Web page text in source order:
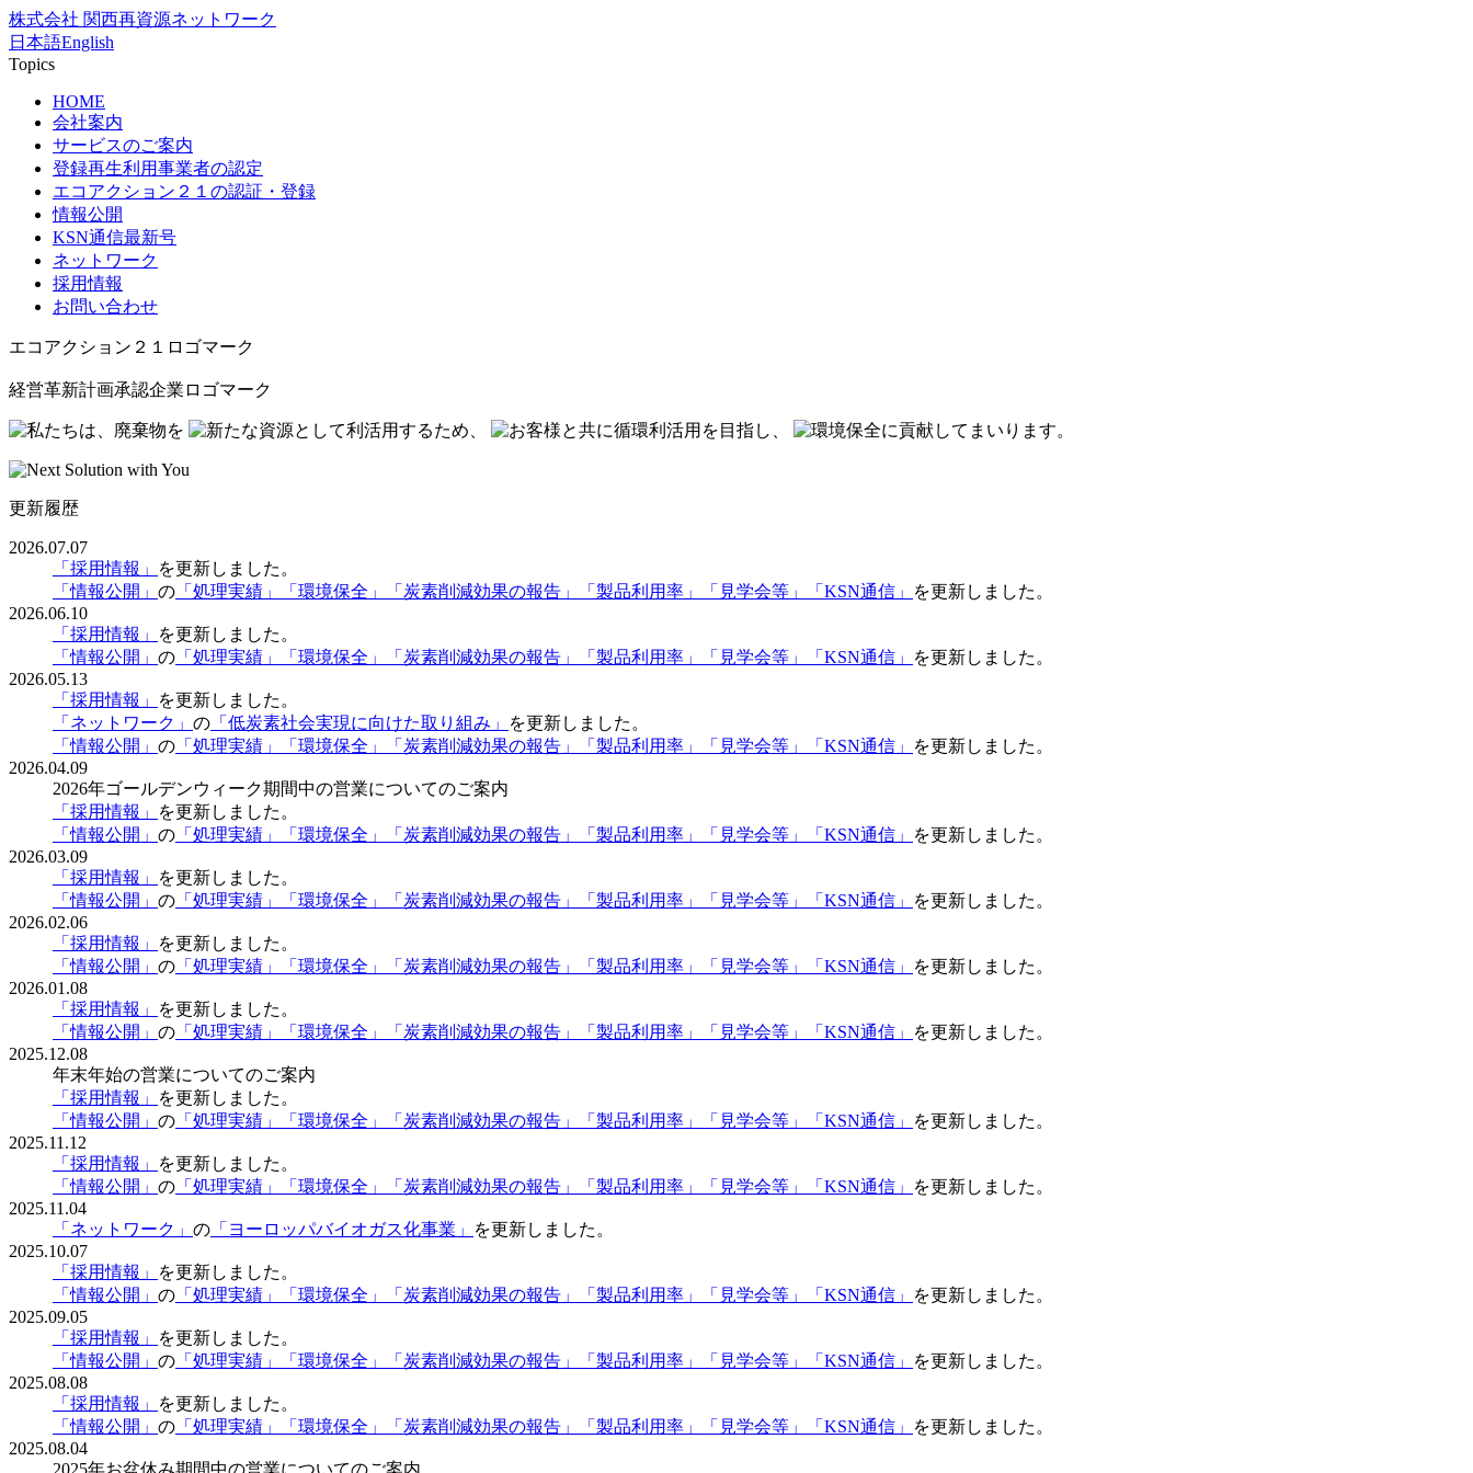
株式会社 関西再資源ネットワーク
日本語English
Topics
HOME
会社案内
サービスのご案内
登録再生利用事業者の認定
エコアクション２１の認証・登録
情報公開
KSN通信最新号
ネットワーク
採用情報
お問い合わせ
エコアクション２１ロゴマーク
経営革新計画承認企業ロゴマーク
更新履歴
2026.07.07
「採用情報」
を更新しました。
「情報公開」 の 「処理実績」 「環境保全」 「炭素削減効果の報告」 「製品利用率」 「見学会等」 「KSN通信」
を更新しました。
2026.06.10
「採用情報」
を更新しました。
「情報公開」 の 「処理実績」 「環境保全」 「炭素削減効果の報告」 「製品利用率」 「見学会等」 「KSN通信」
を更新しました。
2026.05.13
「採用情報」
を更新しました。
「ネットワーク」 の 「低炭素社会実現に向けた取り組み」
を更新しました。
「情報公開」 の 「処理実績」 「環境保全」 「炭素削減効果の報告」 「製品利用率」 「見学会等」 「KSN通信」
を更新しました。
2026.04.09
2026年ゴールデンウィーク期間中の営業についてのご案内
「採用情報」
を更新しました。
「情報公開」 の 「処理実績」 「環境保全」 「炭素削減効果の報告」 「製品利用率」 「見学会等」 「KSN通信」
を更新しました。
2026.03.09
「採用情報」
を更新しました。
「情報公開」 の 「処理実績」 「環境保全」 「炭素削減効果の報告」 「製品利用率」 「見学会等」 「KSN通信」
を更新しました。
2026.02.06
「採用情報」
を更新しました。
「情報公開」 の 「処理実績」 「環境保全」 「炭素削減効果の報告」 「製品利用率」 「見学会等」 「KSN通信」
を更新しました。
2026.01.08
「採用情報」
を更新しました。
「情報公開」 の 「処理実績」 「環境保全」 「炭素削減効果の報告」 「製品利用率」 「見学会等」 「KSN通信」
を更新しました。
2025.12.08
年末年始の営業についてのご案内
「採用情報」
を更新しました。
「情報公開」 の 「処理実績」 「環境保全」 「炭素削減効果の報告」 「製品利用率」 「見学会等」 「KSN通信」
を更新しました。
2025.11.12
「採用情報」
を更新しました。
「情報公開」 の 「処理実績」 「環境保全」 「炭素削減効果の報告」 「製品利用率」 「見学会等」 「KSN通信」
を更新しました。
2025.11.04
「ネットワーク」 の 「ヨーロッパバイオガス化事業」
を更新しました。
2025.10.07
「採用情報」
を更新しました。
「情報公開」 の 「処理実績」 「環境保全」 「炭素削減効果の報告」 「製品利用率」 「見学会等」 「KSN通信」
を更新しました。
2025.09.05
「採用情報」
を更新しました。
「情報公開」 の 「処理実績」 「環境保全」 「炭素削減効果の報告」 「製品利用率」 「見学会等」 「KSN通信」
を更新しました。
2025.08.08
「採用情報」
を更新しました。
「情報公開」 の 「処理実績」 「環境保全」 「炭素削減効果の報告」 「製品利用率」 「見学会等」 「KSN通信」
を更新しました。
2025.08.04
2025年お盆休み期間中の営業についてのご案内